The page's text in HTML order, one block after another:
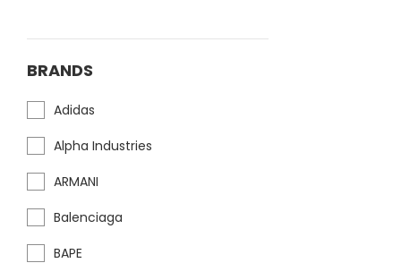
BRANDS
Adidas
Alpha Industries
ARMANI
Balenciaga
BAPE